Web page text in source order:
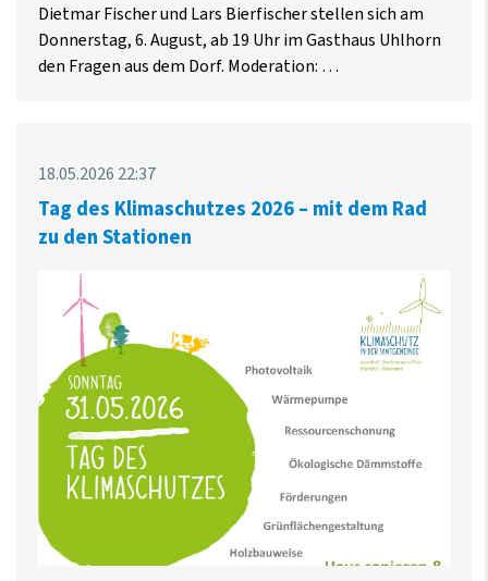
Dietmar Fischer und Lars Bierfischer stellen sich am
Donnerstag, 6. August, ab 19 Uhr im Gasthaus Uhlhorn
den Fragen aus dem Dorf. Moderation: …
18.05.2026 22:37
Tag des Klimaschutzes 2026 – mit dem Rad
zu den Stationen